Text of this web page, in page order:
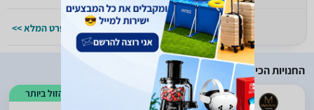
למפרט המלא >> למפרט המלא >>
החנויות הכי זולות
הזול ביותר
0
(
17
)